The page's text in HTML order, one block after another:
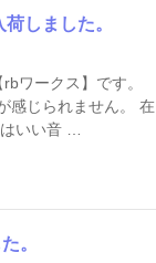
しました。
ワークス】です。
感じられません。 在
いい音 …
。